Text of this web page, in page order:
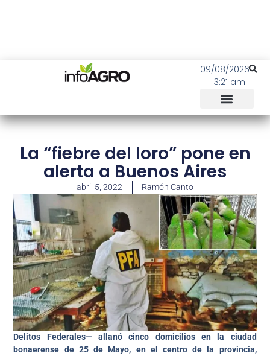
09/08/2026
3:21 am
La “fiebre del loro” pone en
alerta a Buenos Aires
abril 5, 2022 Ramón Canto
Delitos Federales— allanó cinco domicilios en la ciudad
bonaerense de 25 de Mayo, en el centro de la provincia,